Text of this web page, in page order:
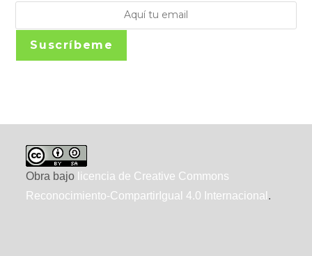
Suscríbeme
Obra bajo licencia de Creative Commons
Reconocimiento-CompartirIgual 4.0 Internacional .